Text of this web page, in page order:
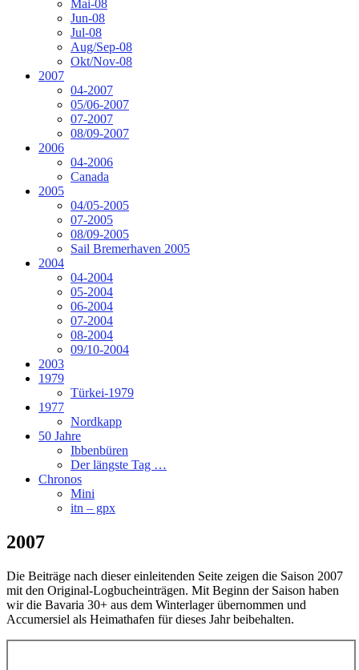
Mai-08
Jun-08
Jul-08
Aug/Sep-08
Okt/Nov-08
2007
04-2007
05/06-2007
07-2007
08/09-2007
2006
04-2006
Canada
2005
04/05-2005
07-2005
08/09-2005
Sail Bremerhaven 2005
2004
04-2004
05-2004
06-2004
07-2004
08-2004
09/10-2004
2003
1979
Türkei-1979
1977
Nordkapp
50 Jahre
Ibbenbüren
Der längste Tag …
Chronos
Mini
itn – gpx
2007
Die Beiträge nach dieser einleitenden Seite zeigen die Saison 2007
mit den Original-Logbucheinträgen. Mit Beginn der Saison haben
wir die Bavaria 30+ aus dem Winterlager übernommen und
Accumersiel als Heimathafen für dieses Jahr beibehalten.